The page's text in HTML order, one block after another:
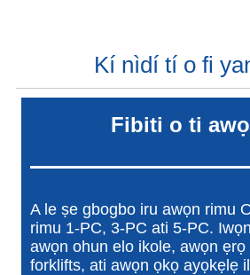
Kí nìdí tí o fi
Fibiti o ti
A le ṣe gbogbo iru awọn rimu
rimu 1-PC, 3-PC ati 5-PC.
awọn ohun elo ikole, awọn
forklifts, ati awọn ọkọ ayọkẹlẹ